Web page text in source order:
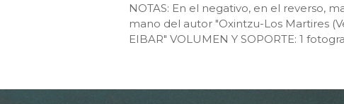
NOTAS: En el negativo, en el reverso,
mano del autor "Oxintzu-Los Martires
EIBAR" VOLUMEN Y SOPORTE: 1